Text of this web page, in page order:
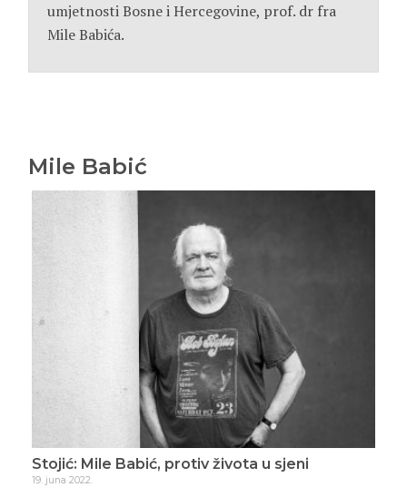
umjetnosti Bosne i Hercegovine, prof. dr fra
Mile Babića.
Mile Babić
Stojić: Mile Babić, protiv života u sjeni
19. juna 2022.